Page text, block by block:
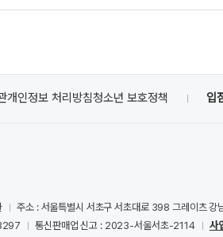
개인정보 처리방침청소년 보호정책 입
주소 : 서울특별시 서초구 서초대로 398 그레이츠 강
통신판매업 신고 : 2023-서울서초-2114
사